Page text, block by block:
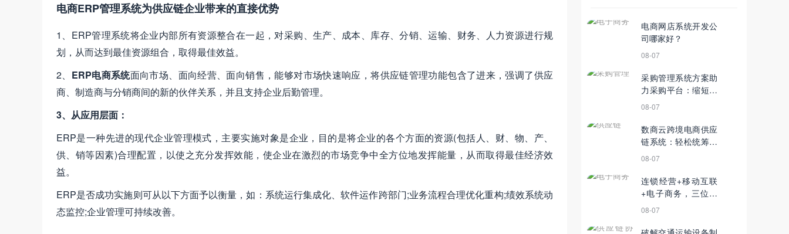
电商ERP管理系统为供应链企业带来的直接优势
1、ERP管理系统将企业内部所有资源整合在一起，对采购、生产、成本、库存、分销、运输、财务、人力资源进行规
划，从而达到最佳资源组合，取得最佳效益。
2、 ERP电商系统面向市场、面向经营、面向销售，能够对市场快速响应，将供应链管理功能包含了进来，强调了供应
商、制造商与分销商间的新的伙伴关系，并且支持企业后勤管理。
3、从应用层面：
ERP是一种先进的现代企业管理模式，主要实施对象是企业，目的是将企业的各个方面的资源(包括人、财、物、产、
供、销等因素)合理配置，以使之充分发挥效能，使企业在激烈的市场竞争中全方位地发挥能量，从而取得最佳经济效
益。
ERP是否成功实施则可从以下方面予以衡量，如：系统运行集成化、软件运作跨部门;业务流程合理优化重构;绩效系统动
态监控;企业管理可持续改善。
电商网店系统开发公
司哪家好？
08-07
采购管理系统方案助
力采购平台：缩短采
购周期、提高采购效
08-07
数商云跨境电商供应
链系统：轻松统筹管
理进出口跨境电商系
08-07
连锁经营+移动互联
+电子商务，三位一
体形成强大销售矩形
08-07